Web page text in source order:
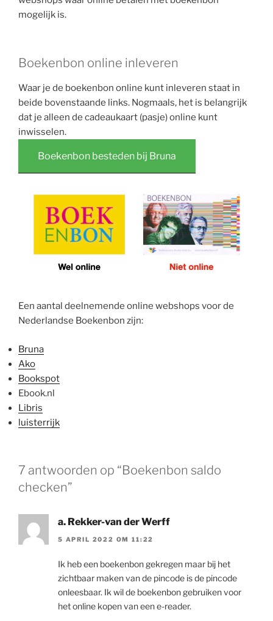
mogelijk is.
Boekenbon online inleveren
Waar je de boekenbon online kunt inleveren staat in
beide bovenstaande links. Nogmaals, het is belangrijk
dat je alleen de cadeaukaart (pasje) online kunt
inwisselen.
Boekenbon besteden bij Bruna
Een aantal deelnemende online webshops voor de
Nederlandse Boekenbon zijn:
Bruna
Ako
Bookspot
Ebook.nl
Libris
luisterrijk
7 antwoorden op “Boekenbon saldo
checken”
a. Rekker-van der Werff
5 APRIL 2022 OM 11:22
Ik heb een boekenbon gekregen maar bij het
zichtbaar maken van de pincode is de pincode
onleesbaar. Ik wil de boekenbon gebruiken voor
het online kopen van een e-reader.